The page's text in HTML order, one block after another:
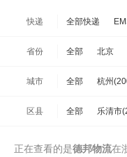
快递 全部快递
增益快递(2)
百世快运(14)
省份 全部 北京
台湾省 香港
城市 全部 杭州
区县
全部 乐清市
正在查看的是德邦物流在